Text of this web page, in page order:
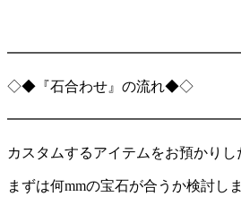
◇◆『石合わせ』の流れ◆◇
カスタムするアイテムをお預かりし
まずは何mmの宝石が合うか検討しま